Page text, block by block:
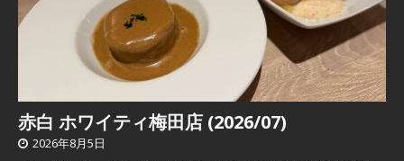
赤白 ホワイティ梅田店 (2026/07)
2026年8月5日